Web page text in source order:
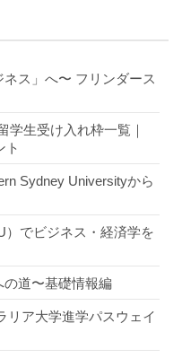
ネス」へ〜 フリンダース
学生受け入れ枠一覧｜
ト
Sydney Universityから
）でビジネス・経済学を
道〜基礎情報編
リア大学進学パスウェイ